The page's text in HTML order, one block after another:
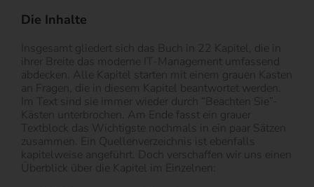
Die Inhalte
Insgesamt gliedert sich das Buch in 22 Kapitel, die in
ihrer Breite das moderne IT-Management umfassend
abdecken. Alle Kapitel starten mit einem grauen Kasten
an Fragen, die in diesem Kapitel beantwortet werden.
Im Text sind sie immer wieder durch “Beachten Sie”-
Kästen unterbrochen. Am Ende fasst ein grauer
Textblock das Wichtigste nochmals in ein paar Sätzen
zusammen. Ein Quellenverzeichnis ist ebenfalls
kapitelweise angeführt. Doch verschaffen wir uns einen
Überblick über die Kapitel im Einzelnen: